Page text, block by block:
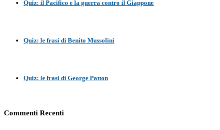
Quiz: il Pacifico e la guerra contro il Giappone
Quiz: le frasi di Benito Mussolini
Quiz: le frasi di George Patton
Commenti Recenti